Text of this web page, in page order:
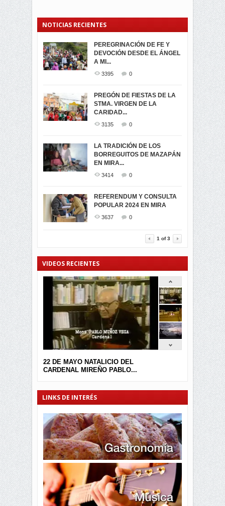
NOTICIAS RECIENTES
PEREGRINACIÓN DE FE Y
DEVOCIÓN DESDE EL ÁNGEL
A MI...
3395 0
PREGÓN DE FIESTAS DE LA
STMA. VIRGEN DE LA
CARIDAD...
3135 0
LA TRADICIÓN DE LOS
BORREGUITOS DE MAZAPÁN
EN MIRA...
3414 0
REFERENDUM Y CONSULTA
POPULAR 2024 EN MIRA
3637 0
PROCESIÓN DE LA VIRGEN
DE LA CARIDAD 2024
3062
-ENCENDIDO DEL ARBOL DE
...
MIRA
3441
TRIUNFO DE...
SEGUNDA VUELTA
ELECCIONES
PRESIDENCIALES 2023 EN
M...
ELECCION CRUCIAL:
SEGUNDA VUELTA
PRESIDENCIAL EL 1...
VIRTUALES ASAMBLEISTAS
POR LA PROVINCIA DEL
CARCHI...
MIRA.EC FUE
GALARDONADA
1 of3
VIDEOS RECIENTES
22 DE MAYO NATALICIO DEL
CARDENAL MIREÑO PABLO...
LINKS DE INTERÉS